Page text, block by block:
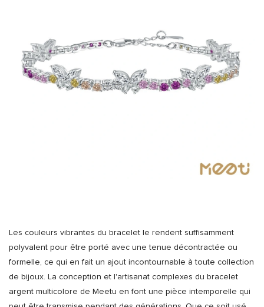
Les couleurs vibrantes du bracelet le rendent suffisamment
polyvalent pour être porté avec une tenue décontractée ou
formelle, ce qui en fait un ajout incontournable à toute collection
de bijoux. La conception et l'artisanat complexes du bracelet
argent multicolore de Meetu en font une pièce intemporelle qui